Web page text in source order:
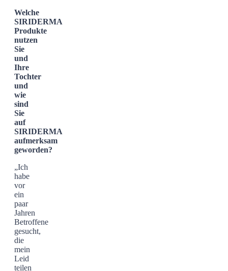
Welche
SIRIDERMA
Produkte
nutzen
Sie
und
Ihre
Tochter
und
wie
sind
Sie
auf
SIRIDERMA
aufmerksam
geworden?
„Ich
habe
vor
ein
paar
Jahren
Betroffene
gesucht,
die
mein
Leid
teilen